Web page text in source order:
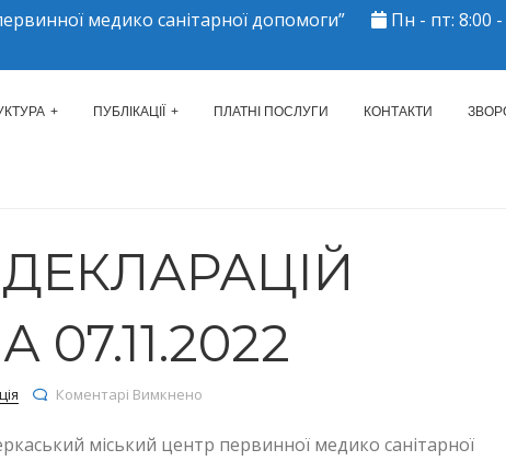
медико санітарної допомоги”
Пн - пт: 8:00 -
МІСЬКИЙ ЦЕНТР
ПУБЛІКАЦІЇ ПЛАТНІ ПОСЛУГИ КОНТАКТИ
ДЕКЛАРАЦІЙ
Коментарі Вимкнено
міський центр первинної медико санітарної